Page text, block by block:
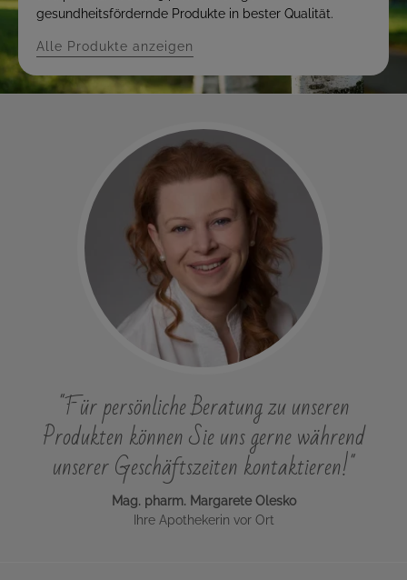
gesundheitsfördernde Produkte in bester Qualität.
Alle Produkte anzeigen
"Für persönliche Beratung zu unseren
Produkten können Sie uns gerne während
unserer Geschäftszeiten kontaktieren!"
Mag. pharm. Margarete Olesko
Ihre Apothekerin vor Ort